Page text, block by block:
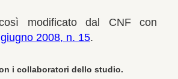
modificato dal CNF con
2008, n. 15.
i collaboratori dello studio.